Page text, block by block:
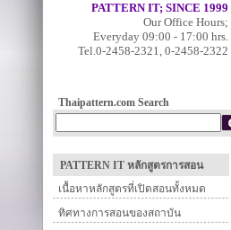
PATTERN IT; SINCE 1999
Our Office Hours;
Everyday 09:00 - 17:00 hrs.
Tel.0-2458-2321, 0-2458-2322
Thaipattern.com Search
PATTERN IT หลักสูตรการสอน
เนื้อหาหลักสูตรที่เปิดสอนทั้งหมด
ทิศทางการสอนของสถาบัน